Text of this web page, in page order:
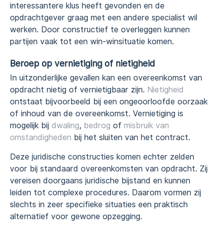
interessantere klus heeft gevonden en de
opdrachtgever graag met een andere specialist wil
werken. Door constructief te overleggen kunnen
partijen vaak tot een win-winsituatie komen.
Beroep op vernietiging of nietigheid
In uitzonderlijke gevallen kan een overeenkomst van
opdracht nietig of vernietigbaar zijn. Nietigheid
ontstaat bijvoorbeeld bij een ongeoorloofde oorzaak
of inhoud van de overeenkomst. Vernietiging is
mogelijk bij dwaling, bedrog of misbruik van
omstandigheden bij het sluiten van het contract.
Deze juridische constructies komen echter zelden
voor bij standaard overeenkomsten van opdracht. Zij
vereisen doorgaans juridische bijstand en kunnen
leiden tot complexe procedures. Daarom vormen zij
slechts in zeer specifieke situaties een praktisch
alternatief voor gewone opzegging.